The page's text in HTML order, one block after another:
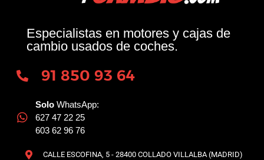
Especialistas en motores y cajas de
cambio usados de coches.
91 850 93 64
Solo WhatsApp:
627 47 22 25
603 62 96 76
CALLE ESCOFINA, 5 - 28400 COLLADO VILLALBA (MADRID)